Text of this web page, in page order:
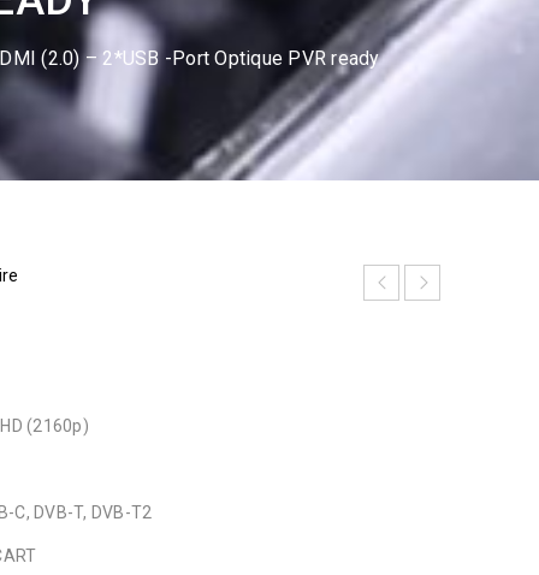
(2.0) – 2*USB -Port Optique PVR ready
(2160p)
C, DVB-T, DVB-T2